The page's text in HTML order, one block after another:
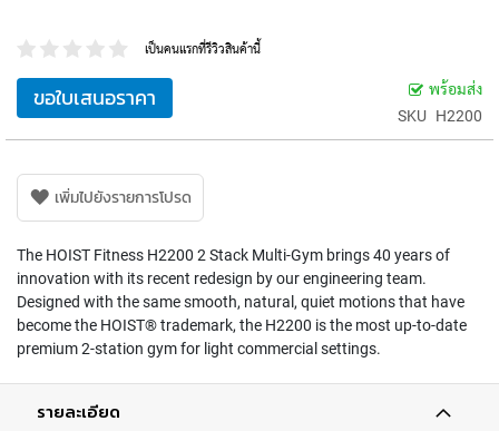
เป็นคนแรกที่รีวิวสินค้านี้
ขอใบเสนอราคา
พร้อมส่ง
SKU H2200
เพิ่มไปยังรายการโปรด
The HOIST Fitness H2200 2 Stack Multi-Gym brings 40 years of
innovation with its recent redesign by our engineering team.
Designed with the same smooth, natural, quiet motions that have
become the HOIST® trademark, the H2200 is the most up-to-date
premium 2-station gym for light commercial settings.
รายละเอียด